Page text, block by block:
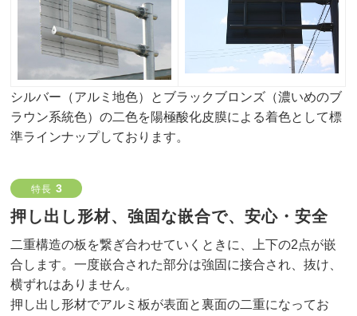
シルバー（アルミ地色）とブラックブロンズ（濃いめのブ
ラウン系統色）の二色を陽極酸化皮膜による着色として標
準ラインナップしております。
特長 3
押し出し形材、強固な嵌合で、安心・安全
二重構造の板を繋ぎ合わせていくときに、上下の2点が嵌
合します。一度嵌合された部分は強固に接合され、抜け、
横ずれはありません。
押し出し形材でアルミ板が表面と裏面の二重になってお